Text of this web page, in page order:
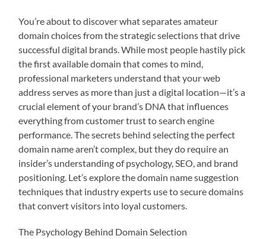
You’re about to discover what separates amateur
domain choices from the strategic selections that drive
successful digital brands. While most people hastily pick
the first available domain that comes to mind,
professional marketers understand that your web
address serves as more than just a digital location—it’s a
crucial element of your brand’s DNA that influences
everything from customer trust to search engine
performance. The secrets behind selecting the perfect
domain name aren’t complex, but they do require an
insider’s understanding of psychology, SEO, and brand
positioning. Let’s explore the domain name suggestion
techniques that industry experts use to secure domains
that convert visitors into loyal customers.
The Psychology Behind Domain Selection